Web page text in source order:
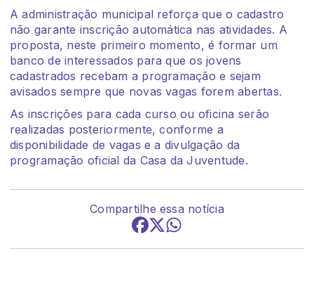
A administração municipal reforça que o cadastro
não garante inscrição automática nas atividades. A
proposta, neste primeiro momento, é formar um
banco de interessados para que os jovens
cadastrados recebam a programação e sejam
avisados sempre que novas vagas forem abertas.
As inscrições para cada curso ou oficina serão
realizadas posteriormente, conforme a
disponibilidade de vagas e a divulgação da
programação oficial da Casa da Juventude.
Compartilhe essa notícia